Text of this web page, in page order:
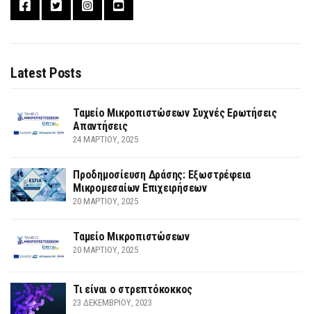
Latest Posts
Ταμείο Μικροπιστώσεων Συχνές Ερωτήσεις
Απαντήσεις
24 ΜΑΡΤΊΟΥ, 2025
Προδημοσίευση Δράσης: Εξωστρέφεια
Μικρομεσαίων Επιχειρήσεων
20 ΜΑΡΤΊΟΥ, 2025
Ταμείο Μικροπιστώσεων
20 ΜΑΡΤΊΟΥ, 2025
Τι είναι ο στρεπτόκοκκος
23 ΔΕΚΕΜΒΡΊΟΥ, 2023